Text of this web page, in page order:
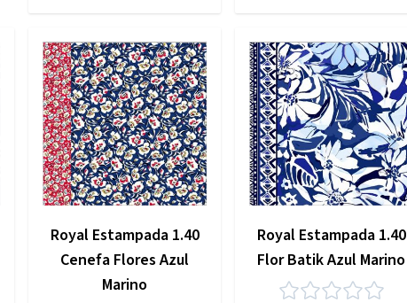
Royal Estampada 1.40
Cenefa Flores Azul
Marino
Royal Estampada 1.40
Flor Batik Azul Marino